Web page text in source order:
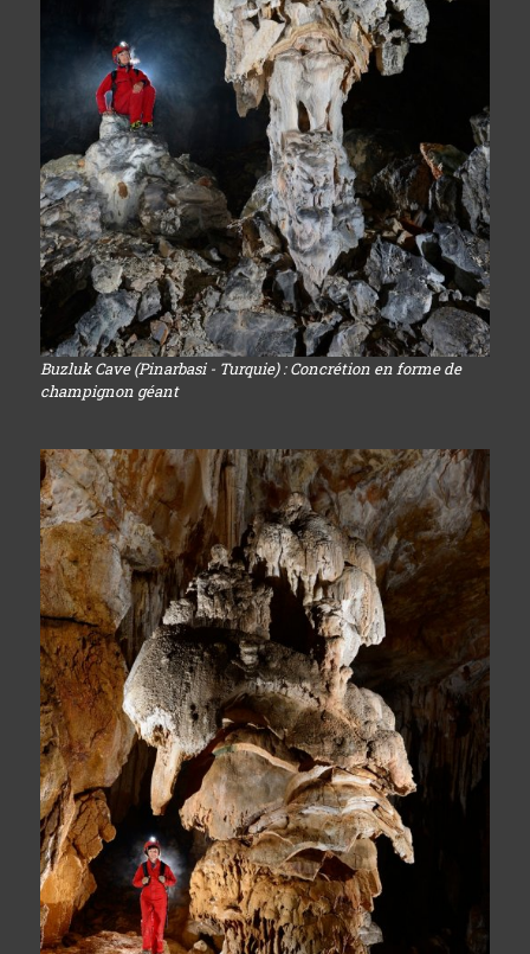
Buzluk Cave (Pinarbasi - Turquie) : Concrétion en forme de
champignon géant